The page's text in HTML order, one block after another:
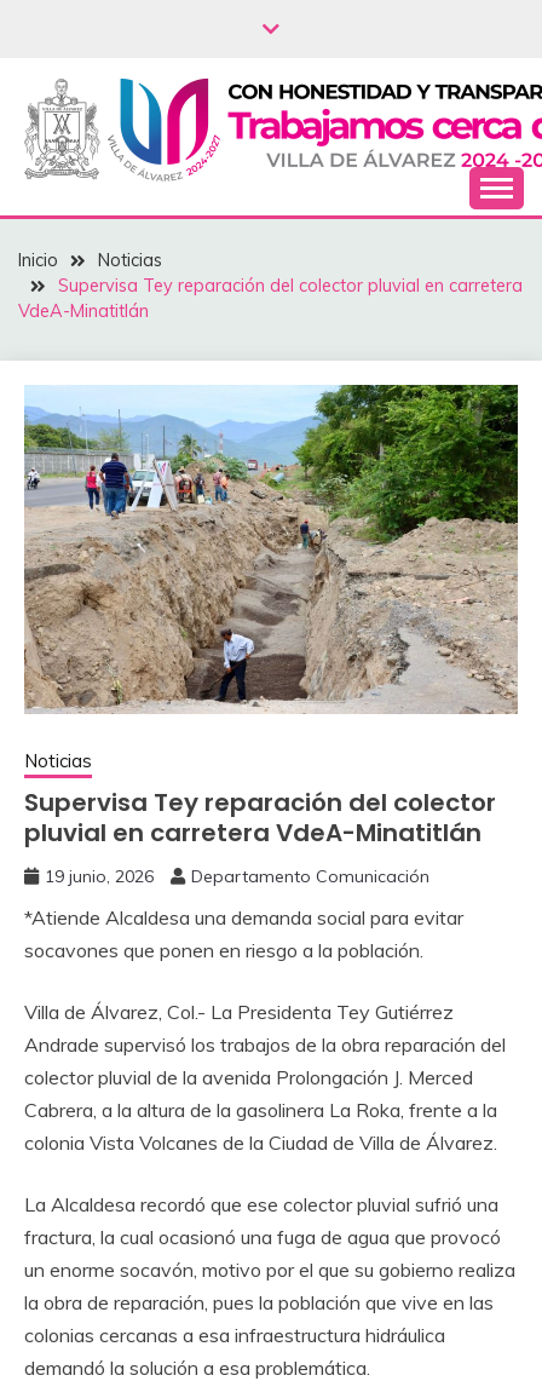
NOTICIAS – VILLA
DEL ÁLVAREZ
Inicio
Noticias
Supervisa Tey reparación del colector pluvial en carretera
VdeA-Minatitlán
Noticias
Supervisa Tey reparación del colector
pluvial en carretera VdeA-Minatitlán
19 junio, 2026 Departamento Comunicación
*Atiende Alcaldesa una demanda social para evitar
socavones que ponen en riesgo a la población.
Villa de Álvarez, Col.- La Presidenta Tey Gutiérrez
Andrade supervisó los trabajos de la obra reparación del
colector pluvial de la avenida Prolongación J. Merced
Cabrera, a la altura de la gasolinera La Roka, frente a la
colonia Vista Volcanes de la Ciudad de Villa de Álvarez.
La Alcaldesa recordó que ese colector pluvial sufrió una
fractura, la cual ocasionó una fuga de agua que provocó
un enorme socavón, motivo por el que su gobierno realiza
la obra de reparación, pues la población que vive en las
colonias cercanas a esa infraestructura hidráulica
demandó la solución a esa problemática.